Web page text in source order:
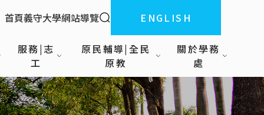
:::
首頁義守大學網站導覽 全站搜索ENGLISH
服務|志
工
原民輔導|全民
原教
關於學務
處